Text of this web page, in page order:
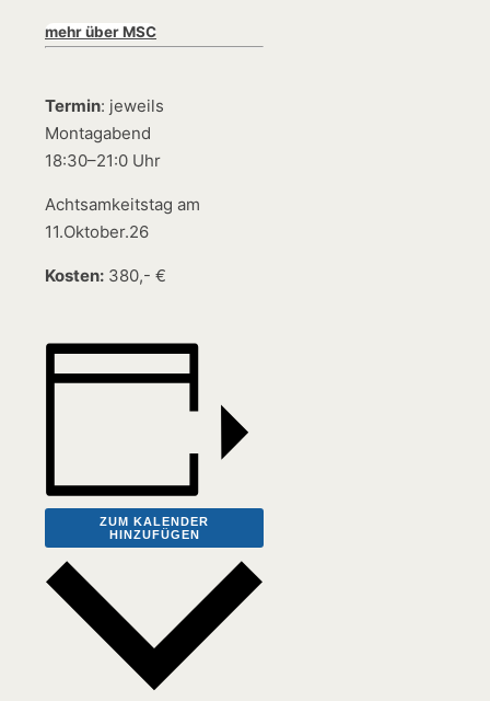
mehr über MSC
Termin: jeweils
Montagabend
18:30–21:0 Uhr
Achtsamkeitstag am
11.Oktober.26
Kosten: 380,- €
ZUM KALENDER
HINZUFÜGEN